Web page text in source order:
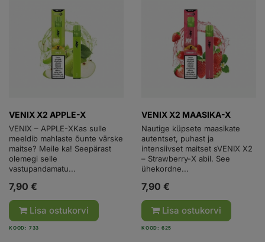
KOOD: 733
VENIX X2 APPLE-X
VENIX – APPLE-XKas sulle
meeldib mahlaste õunte värske
maitse? Meile ka! Seepärast
olemegi selle
vastupandamatu...
7,90 €
Lisa ostukorvi
KOOD: 625
VENIX X2 MAASIKA-X
Nautige küpsete maasikate
autentset, puhast ja
intensiivset maitset sVENIX X2
– Strawberry-X abil. See
ühekordne...
7,90 €
Lisa ostukorvi